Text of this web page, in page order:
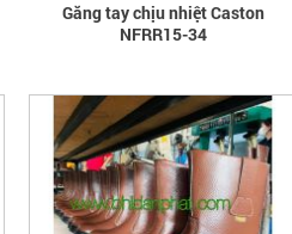
Găng tay chịu nhiệt Caston
NFRR15-34